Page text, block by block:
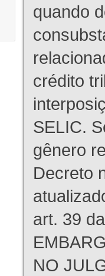
quando
crédito
SELIC.
gênero
Decreto
art. 39
NO